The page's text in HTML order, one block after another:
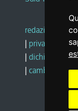
redazione web
| privacy
| dichiarazione
| cambio